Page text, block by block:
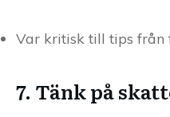
Var kritisk till tips från
7. Tänk på